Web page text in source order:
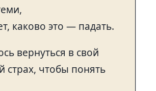
каково это — падать.
вернуться в свой
страх, чтобы понять